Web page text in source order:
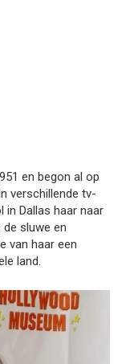
en begon al op
verschillende tv-
Dallas haar naar
sluwe en
van haar een
land.